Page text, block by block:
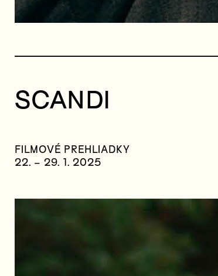
SCANDI
FILMOVÉ PREHLIADKY
22. – 29. 1. 2025